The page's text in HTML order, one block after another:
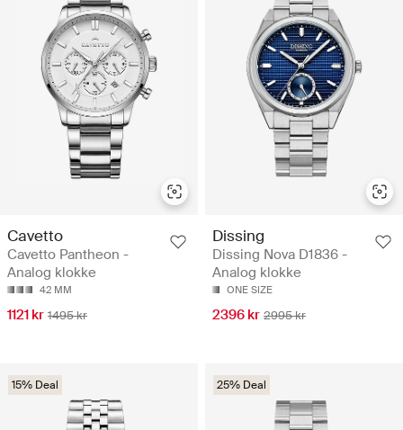
Cavetto
Cavetto Pantheon -
Analog klokke
42 MM
1121 kr 1495 kr
Dissing
Dissing Nova D1836 -
Analog klokke
ONE SIZE
2396 kr 2995 kr
15% Deal 25% Deal